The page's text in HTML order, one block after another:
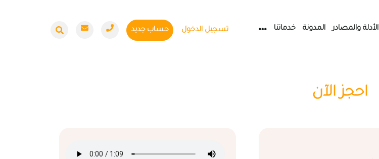
الأدلة والمصادر المدونة خدماتنا تسجيل الدخول حساب جديد
احجز الآن